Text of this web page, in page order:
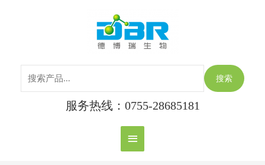
主
菜
单
搜索
服务热线：0755-28685181